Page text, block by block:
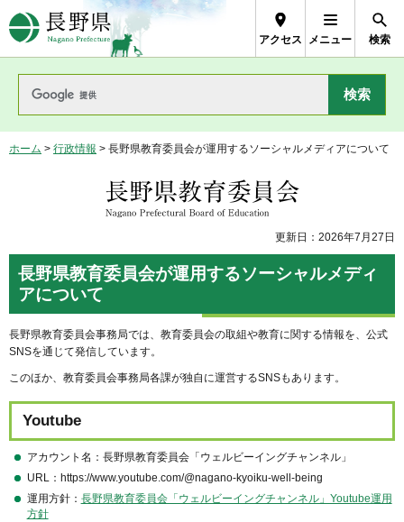
長野県Nagano Prefecture
アクセス メニュー 検索
ホーム > 行政情報 > 長野県教育委員会が運用するソーシャルメディアについて
長野県教育委員会
更新日：2026年7月27日
長野県教育委員会が運用するソーシャルメディ
アについて
長野県教育委員会事務局では、教育委員会の取組や教育に関する情報を、公式
SNSを通じて発信しています。
このほか、教育委員会事務局各課が独自に運営するSNSもあります。
Youtube
アカウント名：長野県教育委員会「ウェルビーイングチャンネル」
URL：https://www.youtube.com/@nagano-kyoiku-well-being
運用方針： 長野県教育委員会「ウェルビーイングチャンネル」Youtube運用
方針